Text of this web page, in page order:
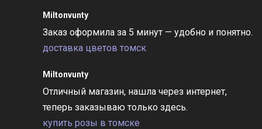
Miltonvunty
Заказ оформила за 5 минут — удобно и понятно.
доставка цветов томск
Miltonvunty
Отличный магазин, нашла через интернет,
теперь заказываю только здесь.
купить розы в томске